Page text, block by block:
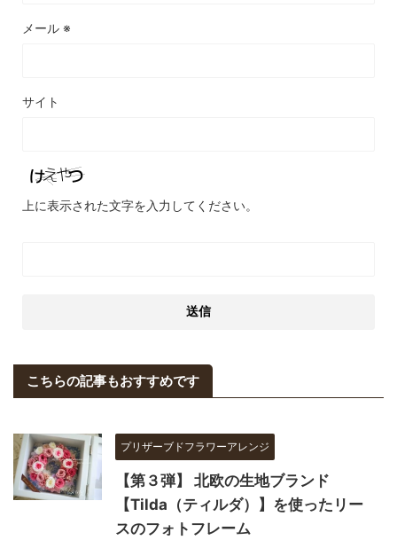
メール ※
サイト
上に表示された文字を入力してください。
こちらの記事もおすすめです
プリザーブドフラワーアレンジ
【第３弾】 北欧の生地ブランド
【Tilda（ティルダ）】を使ったリー
スのフォトフレーム